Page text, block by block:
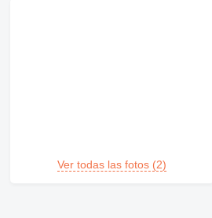
Ver todas las fotos (2)